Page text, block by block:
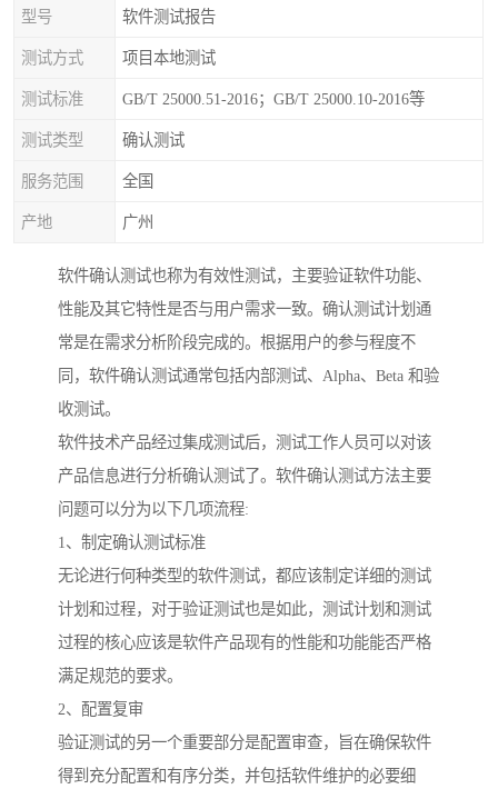
型号 软件测试报告
测试方式 项目本地测试
测试标准 GB/T 25000.51-2016；GB/T 25000.10-2016等
测试类型 确认测试
服务范围 全国
产地 广州
软件确认测试也称为有效性测试，主要验证软件功能、
性能及其它特性是否与用户需求一致。确认测试计划通
常是在需求分析阶段完成的。根据用户的参与程度不
同，软件确认测试通常包括内部测试、Alpha、Beta 和验
收测试。
软件技术产品经过集成测试后，测试工作人员可以对该
产品信息进行分析确认测试了。软件确认测试方法主要
问题可以分为以下几项流程:
1、制定确认测试标准
无论进行何种类型的软件测试，都应该制定详细的测试
计划和过程，对于验证测试也是如此，测试计划和测试
过程的核心应该是软件产品现有的性能和功能能否严格
满足规范的要求。
2、配置复审
验证测试的另一个重要部分是配置审查，旨在确保软件
得到充分配置和有序分类，并包括软件维护的必要细